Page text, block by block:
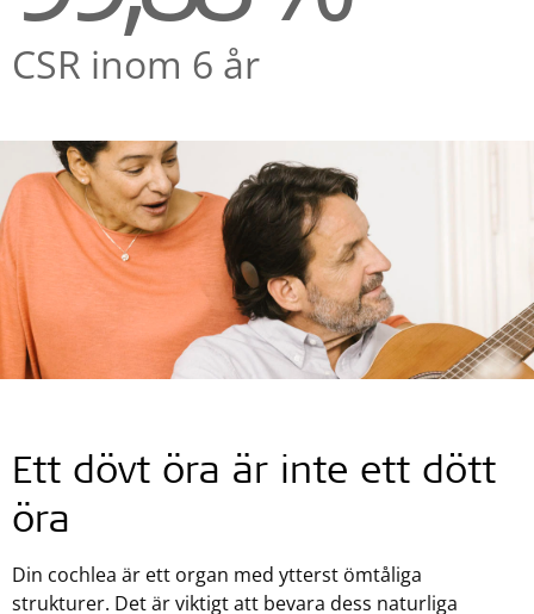
CSR inom 6 år
Ett dövt öra är inte ett dött
öra
Din cochlea är ett organ med ytterst ömtåliga
strukturer. Det är viktigt att bevara dess naturliga